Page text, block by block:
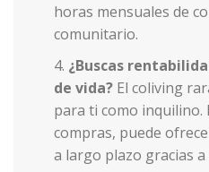
horas mensuales de
comunitario.
¿Buscas
de vida? El coliving
para ti como inquilino.
compras, puede
a largo plazo gracias a